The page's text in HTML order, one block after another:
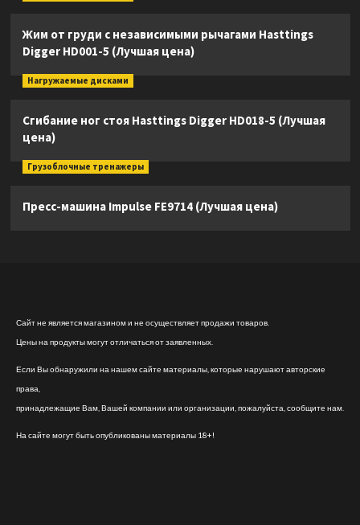
Жим от груди с независимыми рычагами Hasttings
Digger HD001-5 (Лучшая цена)
Нагружаемые дисками
Сгибание ног стоя Hasttings Digger HD018-5 (Лучшая
цена)
Грузоблочные тренажеры
Пресс-машина Impulse FE9714 (Лучшая цена)
Сайт не является магазином и не осуществляет продажи товаров.
Цены на продукты могут отличаться от заявленных.
Если Вы обнаружили на нашем сайте материалы, которые нарушают авторские
права,
принадлежащие Вам, Вашей компании или организации, пожалуйста, сообщите нам.
На сайте могут быть опубликованы материалы 18+!